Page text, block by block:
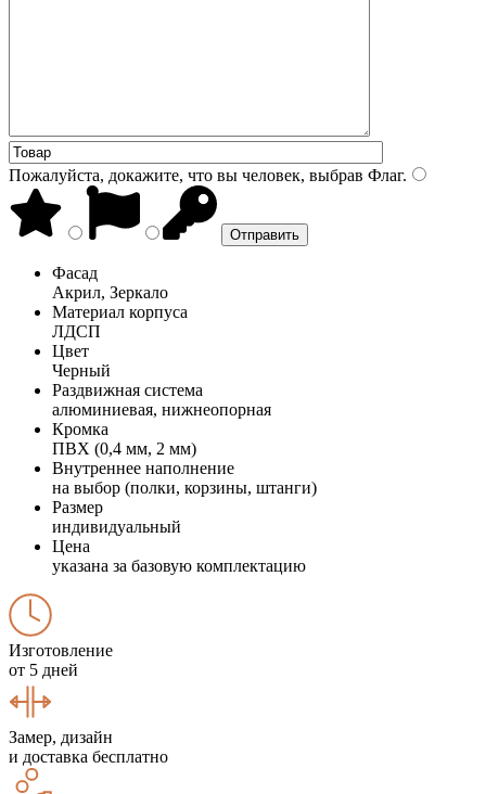
Пожалуйста, докажите, что вы человек, выбрав Флаг.
Фасад
Акрил, Зеркало
Материал корпуса
ЛДСП
Цвет
Черный
Раздвижная система
алюминиевая, нижнеопорная
Кромка
ПВХ (0,4 мм, 2 мм)
Внутреннее наполнение
на выбор (полки, корзины, штанги)
Размер
индивидуальный
Цена
указана за базовую комплектацию
Изготовление
от 5 дней
Замер, дизайн
и доставка бесплатно